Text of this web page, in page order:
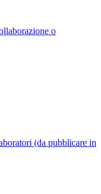
o
(da pubblicare in